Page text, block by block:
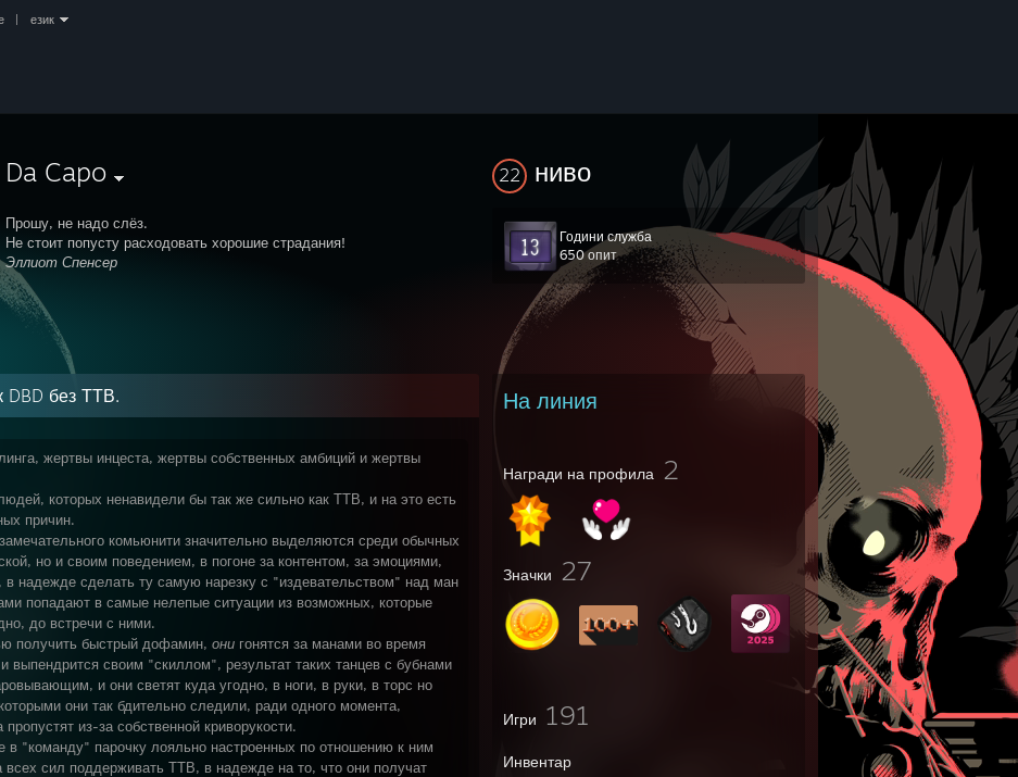
език
Da Capo
Прошу, не надо слёз.
Не стоит попусту расходовать хорошие страдания!
Эллиот Спенсер
22 ниво
Години служба
650 опит
На линия
Награди на профила 2
Значки 27
Игри 191
Инвентар
DBD без ТТВ.
жертвы инцеста, жертвы собственных амбиций и жертвы
которых ненавидели бы так же сильно как ТТВ, и на это есть
причин.
комьюнити значительно выделяются среди обычных
но и своим поведением, в погоне за контентом, за эмоциями,
в надежде сделать ту самую нарезку с "издевательством" над ман
попадают в самые нелепые ситуации из возможных, которые
до встречи с ними.
получить быстрый дофамин, они гонятся за манами во время
выпендрится своим "скиллом", результат таких танцев с бубнами
и они светят куда угодно, в ноги, в руки, в торс но
они так бдительно следили, ради одного момента,
из-за собственной криворукости.
в "команду" парочку лояльно настроенных по отношению к ним
всех сил поддерживать ТТВ, в надежде на то, что они получат